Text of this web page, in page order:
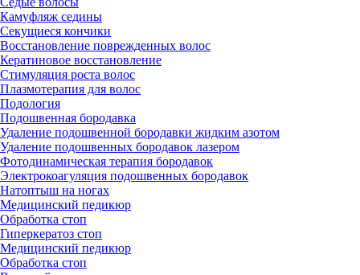
Камуфляж седины
Секущиеся кончики
Восстановление поврежденных волос
Кератиновое восстановление
Стимуляция роста волос
Плазмотерапия для волос
Подология
Подошвенная бородавка
Удаление подошвенной бородавки жидким азотом
Удаление подошвенных бородавок лазером
Фотодинамическая терапия бородавок
Электрокоагуляция подошвенных бородавок
Натоптыш на ногах
Медицинский педикюр
Обработка стоп
Гиперкератоз стоп
Медицинский педикюр
Обработка стоп